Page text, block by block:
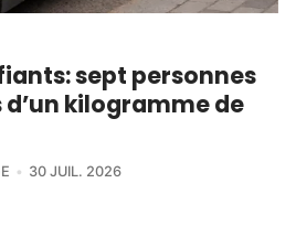
sept personnes
kilogramme de
30 JUIL. 2026